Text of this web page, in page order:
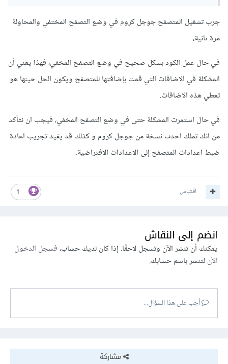
جرب تشغيل المتصفح جوجل كروم في وضع التصفح المختفي والمحاولة
مرة ثانية،
في حال عمل الكود بشكل صحيح في وضع التصفح المخفي، فهذا يعني أن
المشكلة في الاضافات التي قمت بإضافتها للمتصفح ويكون الحل حينها هو
تعطي هذه الاضافات.
في حال استمرت المشكلة حتى في وضع التصفح المخفي، فيجب ان نتأكد
من انك تملك احدث نسخة من جوجل كروم و كذلك قد يفيد تجريب اعادة
ضبط اعدادات المتصفح إلى الاعدادات الافتراضية.
1 اقتباس
انضم إلى النقاش
يمكنك أن تنشر الآن وتسجل لاحقًا. إذا كان لديك حساب،فسجل الدخول
الآنلتنشر باسم حسابك.
أجب على هذا السؤال...
مشاركة